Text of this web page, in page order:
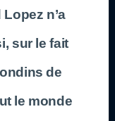
n’a
sur le fait
de
le monde